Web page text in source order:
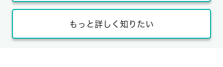
もっと詳しく知りたい